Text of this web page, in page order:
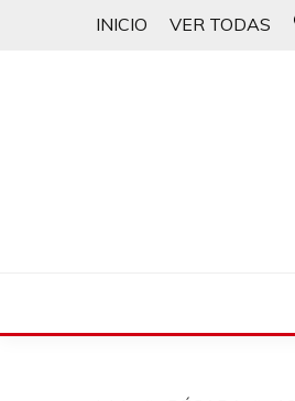
INICIO VER TODAS